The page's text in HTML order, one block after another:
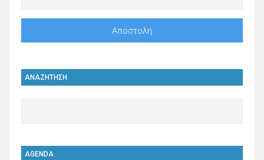
ΑΝΑΖΗΤΗΣΗ
AGENDA